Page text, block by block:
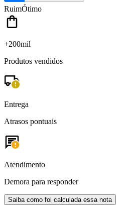
RuimÓtimo
+200mil
Produtos vendidos
Entrega
Atrasos pontuais
Atendimento
Demora para responder
Saiba como foi calculada essa nota